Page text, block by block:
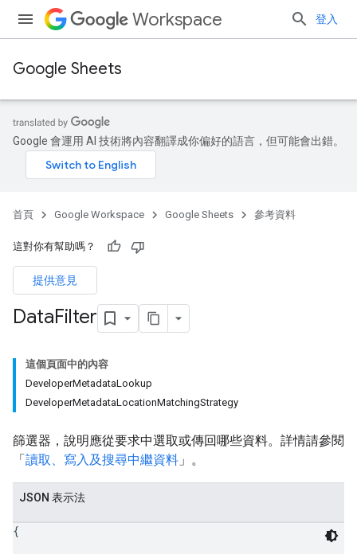
Workspace 登入
Google Sheets
Google 會運用 AI 技術將內容翻譯成你偏好的語言，但可能會出錯。
首頁 Google Workspace Google Sheets 參考資料
這對你有幫助嗎？
提供意見
DataFilter
這個頁面中的內容
DeveloperMetadataLookup
DeveloperMetadataLocationMatchingStrategy
篩選器，說明應從要求中選取或傳回哪些資料。詳情請參閱
「讀取、寫入及搜尋中繼資料 」。
JSON 表示法
{